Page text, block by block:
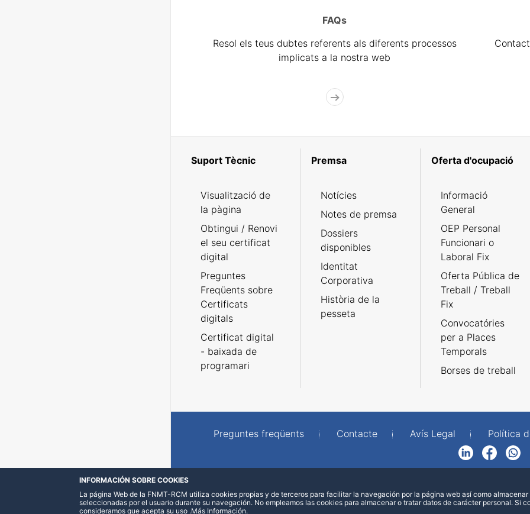
FAQs
Resol els teus dubtes referents als diferents processos
implicats a la nostra web
Suport Tècnic
Visualització de
la pàgina
Obtingui / Renovi
el seu certificat
digital
Preguntes
Freqüents sobre
Certificats
digitals
Certificat digital
- baixada de
programari
Premsa
Notícies
Notes de premsa
Dossiers
disponibles
Identitat
Corporativa
Història de la
pesseta
Oferta d'ocupació
Informació
General
OEP Personal
Funcionari o
Laboral Fix
Oferta Pública de
Treball / Treball
Fix
Convocatóries
per a Places
Temporals
Borses de treball
Preguntes freqüents Contacte Avís Legal Política
FacebookWhatsApp
INFORMACIÓN SOBRE COOKIES
La página Web de la FNMT-RCM utiliza cookies propias y de terceros para facilitar la navegación por la página web así como
seleccionadas por el usuario durante su navegación. No empleamos las cookies para almacenar o tratar datos de carácter personal. Si
consideramos que acepta su uso .Más Información.